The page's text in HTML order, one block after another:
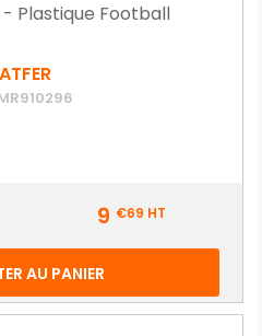
Plastique Football
9 €69 HT
AU PANIER